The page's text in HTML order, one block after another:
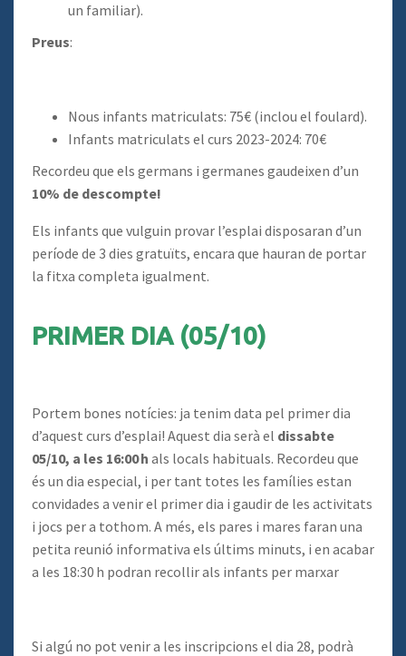
un familiar).
Preus:
Nous infants matriculats: 75€ (inclou el foulard).
Infants matriculats el curs 2023-2024: 70€
Recordeu que els germans i germanes gaudeixen d’un
10% de descompte!
Els infants que vulguin provar l’esplai disposaran d’un
període de 3 dies gratuïts, encara que hauran de portar
la fitxa completa igualment.
PRIMER DIA (05/10)
Portem bones notícies: ja tenim data pel primer dia
d’aquest curs d’esplai! Aquest dia serà el dissabte
05/10, a les 16:00 h als locals habituals. Recordeu que
és un dia especial, i per tant totes les famílies estan
convidades a venir el primer dia i gaudir de les activitats
i jocs per a tothom. A més, els pares i mares faran una
petita reunió informativa els últims minuts, i en acabar
a les 18:30 h podran recollir als infants per marxar
Si algú no pot venir a les inscripcions el dia 28, podrà